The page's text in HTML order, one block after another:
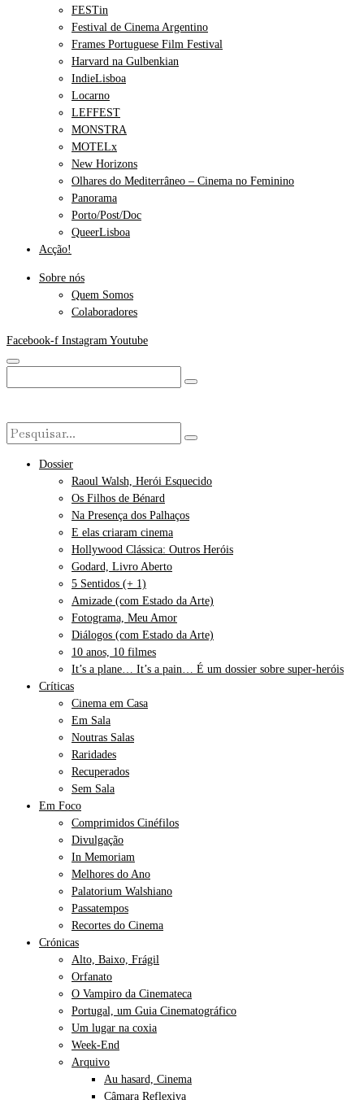
FESTin
Festival de Cinema Argentino
Frames Portuguese Film Festival
Harvard na Gulbenkian
IndieLisboa
Locarno
LEFFEST
MONSTRA
MOTELx
New Horizons
Olhares do Mediterrâneo – Cinema no Feminino
Panorama
Porto/Post/Doc
QueerLisboa
Acção!
Sobre nós
Quem Somos
Colaboradores
Facebook-f Instagram Youtube
Dossier
Raoul Walsh, Herói Esquecido
Os Filhos de Bénard
Na Presença dos Palhaços
E elas criaram cinema
Hollywood Clássica: Outros Heróis
Godard, Livro Aberto
5 Sentidos (+ 1)
Amizade (com Estado da Arte)
Fotograma, Meu Amor
Diálogos (com Estado da Arte)
10 anos, 10 filmes
It’s a plane… It’s a pain… É um dossier sobre super-heróis
Críticas
Cinema em Casa
Em Sala
Noutras Salas
Raridades
Recuperados
Sem Sala
Em Foco
Comprimidos Cinéfilos
Divulgação
In Memoriam
Melhores do Ano
Palatorium Walshiano
Passatempos
Recortes do Cinema
Crónicas
Alto, Baixo, Frágil
Orfanato
O Vampiro da Cinemateca
Portugal, um Guia Cinematográfico
Um lugar na coxia
Week-End
Arquivo
Au hasard, Cinema
Câmara Reflexiva